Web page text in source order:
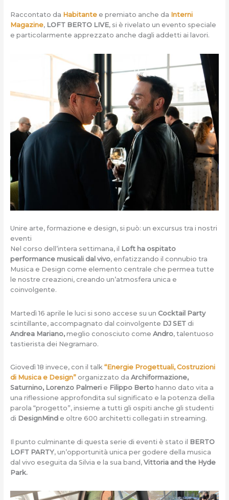
Raccontato da Habitantee premiato anche da Interni
Magazine, LOFT BERTO LIVE, si è rivelato un evento speciale
e particolarmente apprezzato anche dagli addetti ai lavori.
Unire arte, formazione e design, si può: un excursus tra i nostri
eventi
Nel corso dell’intera settimana, il Loft ha ospitato
performance musicali dal vivo, enfatizzando il connubio tra
Musica e Design come elemento centrale che permea tutte
le nostre creazioni, creando un’atmosfera unica e
coinvolgente.
Martedì 16 aprile le luci si sono accese su un Cocktail Party
scintillante, accompagnato dal coinvolgente DJ SET di
Andrea Mariano,meglio conosciuto come Andro, talentuoso
tastierista dei Negramaro.
Giovedì 18 invece, con il talk“Energie Progettuali, Costruzioni
di Musica e Design” organizzato da Archiformazione,
Saturnino, Lorenzo Palmeri e Filippo Bertohanno dato vita a
una riflessione approfondita sul significato e la potenza della
parola “progetto”, insieme a tutti gli ospiti anche gli studenti
di DesignMind e oltre 600 architetti collegati in streaming.
Il punto culminante di questa serie di eventi è stato il BERTO
LOFT PARTY, un’opportunità unica per godere della musica
dal vivo eseguita da Silvia e la sua band, Vittoria and the Hyde
Park.